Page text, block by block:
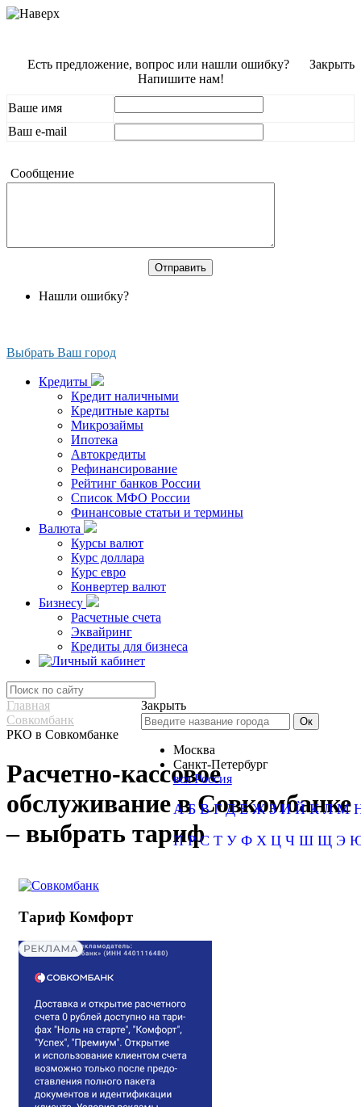
Закрыть
Есть предложение, вопрос или нашли ошибку?
Напишите нам!
Ваше имя
Ваш e-mail
Сообщение
Нашли ошибку?
Выбрать Ваш город
Кредиты
Кредит наличными
Кредитные карты
Микрозаймы
Ипотека
Автокредиты
Рефинансирование
Рейтинг банков России
Список МФО России
Финансовые статьи и термины
Валюта
Курсы валют
Курс доллара
Курс евро
Конвертер валют
Бизнесу
Расчетные счета
Эквайринг
Кредиты для бизнеса
Закрыть
Москва
Санкт-Петербург
вся Россия
А Б В Г Д Е Ж З И Й К Л М
П Р С Т У Ф Х Ц Ч Ш Щ Э
Главная
Совкомбанк
РКО в Совкомбанке
Расчетно-кассовое
обслуживание в Совкомбанке
– выбрать тариф
Тариф Комфорт